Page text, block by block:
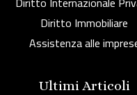
Diritto Immobiliare
Assistenza alle
Ultimi Articoli